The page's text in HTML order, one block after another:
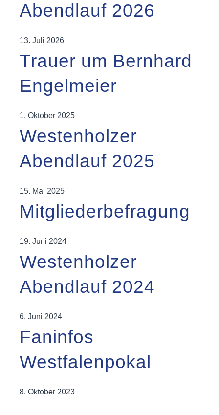
Abendlauf 2026
13. Juli 2026
Trauer um Bernhard
Engelmeier
1. Oktober 2025
Westenholzer
Abendlauf 2025
15. Mai 2025
Mitgliederbefragung
19. Juni 2024
Westenholzer
Abendlauf 2024
6. Juni 2024
Faninfos
Westfalenpokal
8. Oktober 2023